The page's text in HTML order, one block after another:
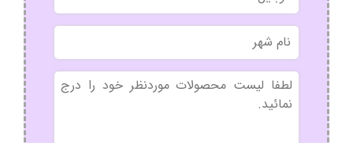
نام
شهر
بدون
عنوان